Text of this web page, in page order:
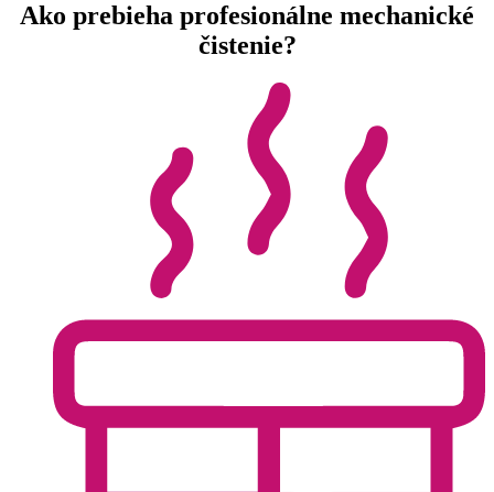
Ako prebieha profesionálne mechanické
čistenie?